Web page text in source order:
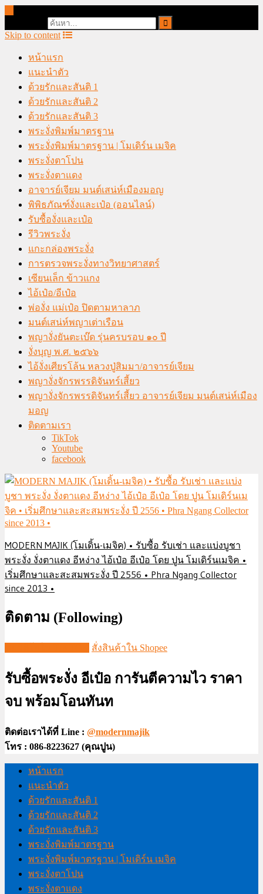
Skip to content
หน้าแรก
แนะนำตัว
ด้วยรักและสันติ 1
ด้วยรักและสันติ 2
ด้วยรักและสันติ 3
พระงั่งพิมพ์มาตรฐาน
พระงั่งพิมพ์มาตรฐาน | โมเดิร์น เมจิค
พระงั่งตาโปน
พระงั่งตาแดง
อาจารย์เจียม มนต์เสน่ห์เมืองมอญ
พิพิธภัณฑ์งั่งและเป๋อ (ออนไลน์)
รับซื้องั่งและเป๋อ
รีวิวพระงั่ง
แกะกล่องพระงั่ง
การตรวจพระงั่งทางวิทยาศาสตร์
เซียนเล็ก ข้าวแกง
ไอ้เป๋อ/อีเป๋อ
พ่องั่ง แม่เป๋อ ปิดตามหาลาภ
มนต์เสน่ห์พญาเต่าเรือน
พญางั่งยันตะเบ๊ด รุ่นครบรอบ ๑๐ ปี
งั่งบุญ พ.ศ. ๒๕๖๖
ไอ้งั่งเศียรโล้น หลวงปู่สิมมา/อาจารย์เจียม
พญางั่งจักรพรรดิจันทร์เสี้ยว
พญางั่งจักรพรรดิจันทร์เสี้ยว อาจารย์เจียม มนต์เสน่ห์เมือง
มอญ
ติดตามเรา
TikTok
Youtube
facebook
MODERN MAJIK (โมเดิ้น-เมจิค) • รับซื้อ รับเช่า และแบ่งบูชา
พระงั่ง งั่งตาแดง อีหง่าง ไอ้เป๋อ อีเป๋อ โดย ปูน โมเดิร์นเมจิค •
เริ่มศึกษาและสะสมพระงั่ง ปี 2556 • Phra Ngang Collector
since 2013 •
ติดตาม (Following)
สั่งสินค้าใน Shopee
รับซื้อพระงั่ง อีเป๋อ การันตีความไว ราคา
จบ พร้อมโอนทันท
ติดต่อเราได้ที่ Line : @modernmajik
โทร : 086-8223627 (คุณปูน)
หน้าแรก
แนะนำตัว
ด้วยรักและสันติ 1
ด้วยรักและสันติ 2
ด้วยรักและสันติ 3
พระงั่งพิมพ์มาตรฐาน
พระงั่งพิมพ์มาตรฐาน | โมเดิร์น เมจิค
พระงั่งตาโปน
พระงั่งตาแดง